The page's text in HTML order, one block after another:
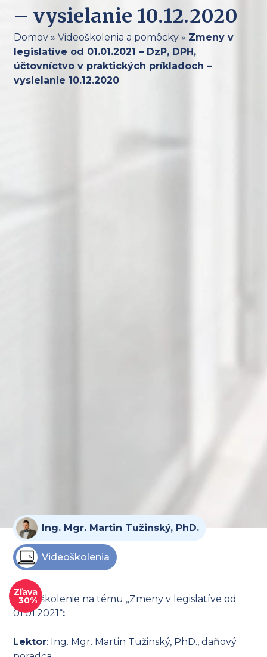
– vysielanie 10.12.2020
Domov» Videoškolenia a pomôcky» Zmeny v
legislatíve od 01.01.2021 – DzP, DPH,
účtovníctvo v praktických príkladoch –
vysielanie 10.12.2020
Ing. Mgr. Martin Tužinský, PhD.
Videoškolenia
Zľava
30%
Videoškolenie na tému „Zmeny v legislatíve od
01.01.2021“:
Lektor: Ing. Mgr. Martin Tužinský, PhD., daňový